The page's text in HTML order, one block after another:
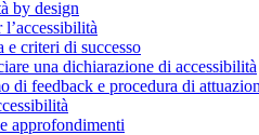
by design
e criteri di successo
una dichiarazione di accessibilità
di feedback e procedura di
approfondimenti